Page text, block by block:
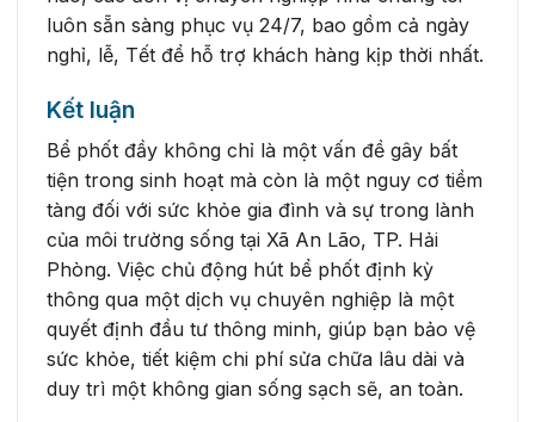
luôn sẵn sàng phục vụ 24/7, bao gồm cả ngày
nghỉ, lễ, Tết để hỗ trợ khách hàng kịp thời nhất.
Kết luận
Bể phốt đầy không chỉ là một vấn đề gây bất
tiện trong sinh hoạt mà còn là một nguy cơ tiềm
tàng đối với sức khỏe gia đình và sự trong lành
của môi trường sống tại Xã An Lão, TP. Hải
Phòng. Việc chủ động hút bể phốt định kỳ
thông qua một dịch vụ chuyên nghiệp là một
quyết định đầu tư thông minh, giúp bạn bảo vệ
sức khỏe, tiết kiệm chi phí sửa chữa lâu dài và
duy trì một không gian sống sạch sẽ, an toàn.